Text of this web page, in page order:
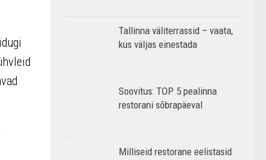
Tallinna väliterrassid – vaata,
kus väljas einestada
Soovitus: TOP 5 pealinna
restorani sõbrapäeval
Milliseid restorane eelistasid